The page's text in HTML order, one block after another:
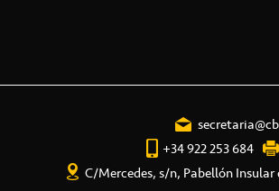
+34 922 253 684
C/Mercedes, s/n, Pabellón